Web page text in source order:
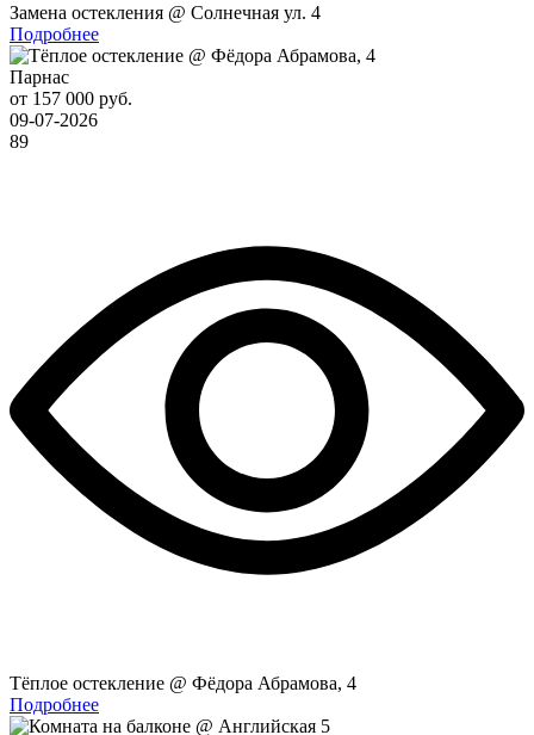
Замена остекления @ Солнечная ул. 4
Подробнее
Парнас
от 157 000 руб.
09-07-2026
89
Тёплое остекление @ Фёдора Абрамова, 4
Подробнее